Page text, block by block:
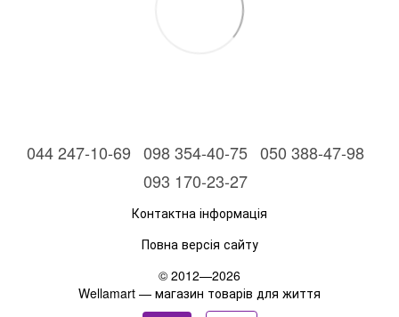
044 247-10-69 098 354-40-75 050 388-47-98
093 170-23-27
Контактна інформація
Повна версія сайту
© 2012—2026
Wellamart — магазин товарів для життя